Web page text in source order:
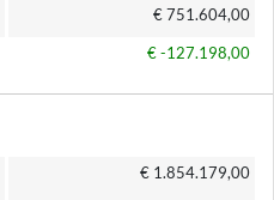
€ 751.604,00
€ -127.198,00
€ 1.854.179,00